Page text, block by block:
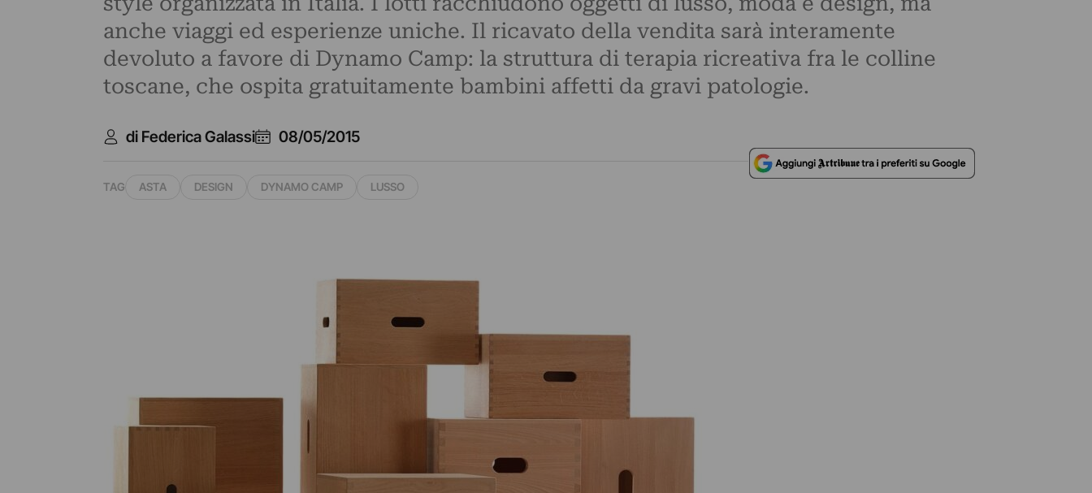
anche viaggi ed esperienze uniche. Il ricavato della vendita sarà interamente
devoluto a favore di Dynamo Camp: la struttura di terapia ricreativa fra le colline
toscane, che ospita gratuitamente bambini affetti da gravi patologie.
di Federica Galassi 08/05/2015
TAG ASTA DESIGN DYNAMO CAMP LUSSO